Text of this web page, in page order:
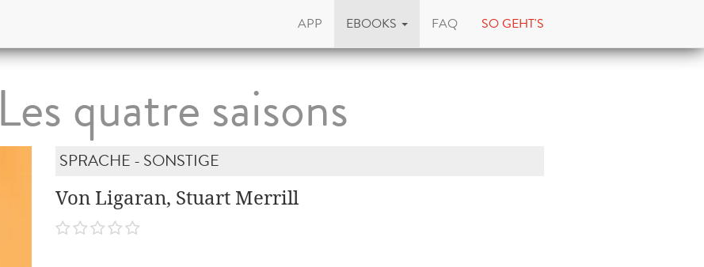
APP EBOOKS FAQ SO GEHT'S
Les quatre saisons
SPRACHE - SONSTIGE
Von Ligaran, Stuart Merrill